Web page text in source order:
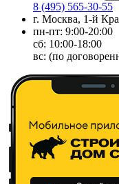
8 (495) 565-30-55
г. Москва, 1-й
пн-пт: 9:00-20:00
сб: 10:00-18:00
вс: (по